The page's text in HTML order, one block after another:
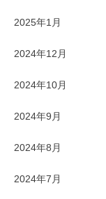
2025年1月
2024年12月
2024年10月
2024年9月
2024年8月
2024年7月